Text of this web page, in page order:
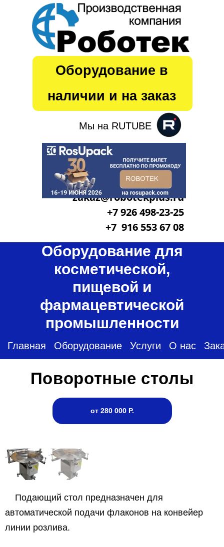
zakaz@robotekplus.ru
+7 926 498-23-25
+7 916 553 67 08
Оборудование в
наличии и на заказ
Мы на RUTUBE
Оборудование для
косметической,
пищевой и
фармацевтической
промышленности
Главная Оборудование Услуги О нас
Поворотные столы
от 280 000 Р.
Подающий стол предназначен для
автоматической подачи флаконов на конвейер
линии розлива.